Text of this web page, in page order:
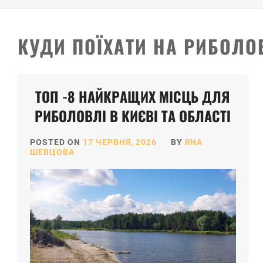
КУДИ ПОЇХАТИ НА
ТОП -8 НАЙКРАЩИХ МІСЦЬ ДЛЯ
РИБОЛОВЛІ В КИЄВІ ТА ОБЛАСТІ
POSTED ON 17 ЧЕРВНЯ, 2026 BY ЯНА
ШЕВЦОВА